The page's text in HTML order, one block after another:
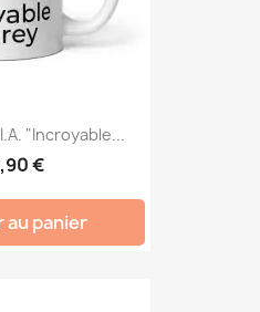
"Incroyable...
€
panier